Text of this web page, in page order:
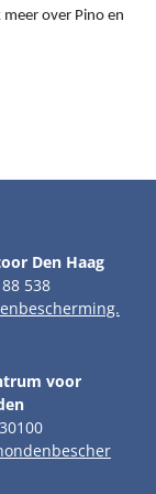
over Pino en
Den Haag
538
voor